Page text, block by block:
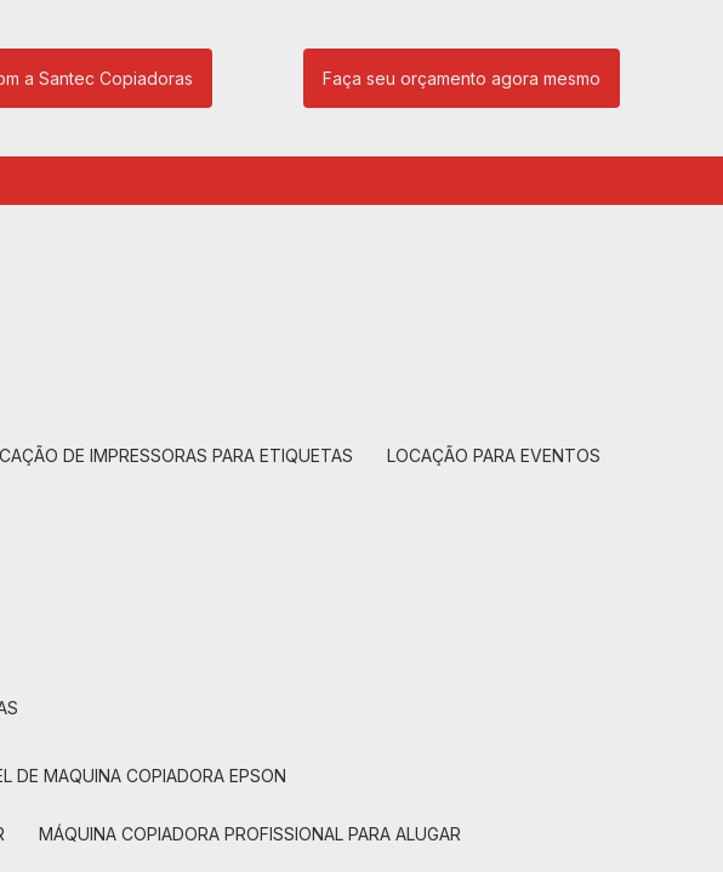
a Santec Copiadoras Faça seu orçamento agora mesmo
DE IMPRESSORAS PARA ETIQUETAS LOCAÇÃO PARA EVENTOS
DE MAQUINA COPIADORA EPSON
MÁQUINA COPIADORA PROFISSIONAL PARA ALUGAR